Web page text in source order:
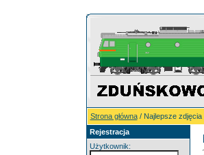
Strona główna/ Najlepsze zdjęcia
Rejestracja
Użytkownik: